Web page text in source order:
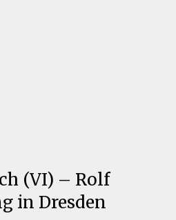
(VI) – Rolf
in Dresden